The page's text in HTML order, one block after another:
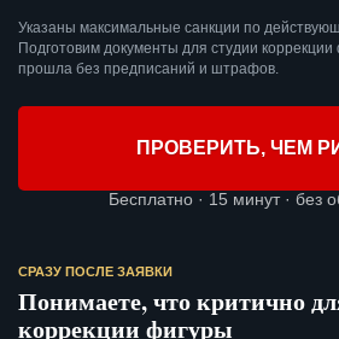
Указаны максимальные санкции по
Подготовим документы для студии
прошла без предписаний и штрафов.
ПРОВЕРИТЬ, ЧЕМ
Бесплатно · 15 минут · без
СРАЗУ ПОСЛЕ ЗАЯВКИ
Понимаете, что критично
коррекции фигуры